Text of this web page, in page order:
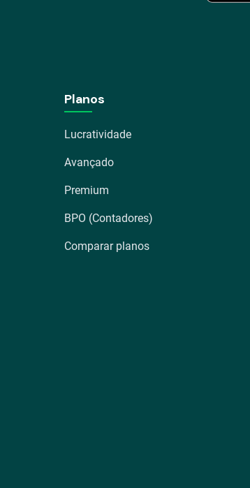
Planos
Lucratividade
Avançado
Premium
BPO (Contadores)
Comparar planos